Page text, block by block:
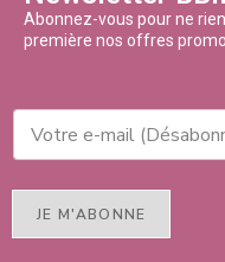
Abonnez-vous pour ne
première nos offres
JE M'ABONNE